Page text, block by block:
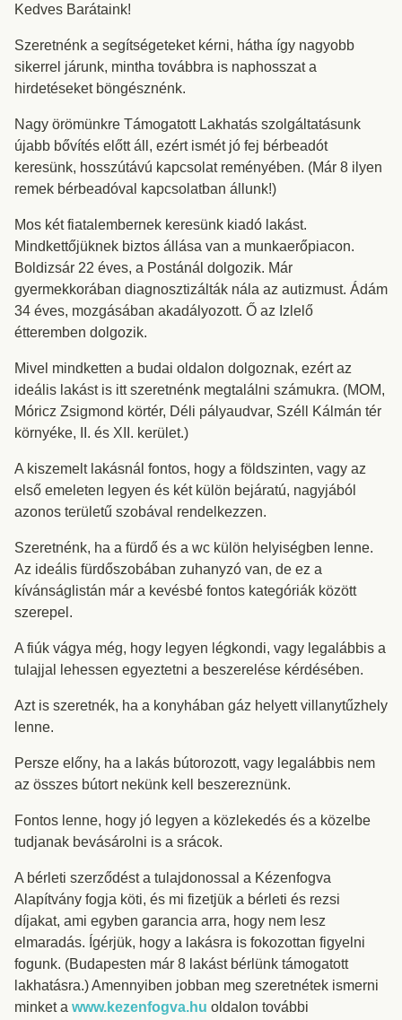
Kedves Barátaink!
Szeretnénk a segítségeteket kérni, hátha így nagyobb
sikerrel járunk, mintha továbbra is naphosszat a
hirdetéseket böngésznénk.
Nagy örömünkre Támogatott Lakhatás szolgáltatásunk
újabb bővítés előtt áll, ezért ismét jó fej bérbeadót
keresünk, hosszútávú kapcsolat reményében. (Már 8 ilyen
remek bérbeadóval kapcsolatban állunk!)
Mos két fiatalembernek keresünk kiadó lakást.
Mindkettőjüknek biztos állása van a munkaerőpiacon.
Boldizsár 22 éves, a Postánál dolgozik. Már
gyermekkorában diagnosztizálták nála az autizmust. Ádám
34 éves, mozgásában akadályozott. Ő az Izlelő
étteremben dolgozik.
Mivel mindketten a budai oldalon dolgoznak, ezért az
ideális lakást is itt szeretnénk megtalálni számukra. (MOM,
Móricz Zsigmond körtér, Déli pályaudvar, Széll Kálmán tér
környéke, II. és XII. kerület.)
A kiszemelt lakásnál fontos, hogy a földszinten, vagy az
első emeleten legyen és két külön bejáratú, nagyjából
azonos területű szobával rendelkezzen.
Szeretnénk, ha a fürdő és a wc külön helyiségben lenne.
Az ideális fürdőszobában zuhanyzó van, de ez a
kívánságlistán már a kevésbé fontos kategóriák között
szerepel.
A fiúk vágya még, hogy legyen légkondi, vagy legalábbis a
tulajjal lehessen egyeztetni a beszerelése kérdésében.
Azt is szeretnék, ha a konyhában gáz helyett villanytűzhely
lenne.
Persze előny, ha a lakás bútorozott, vagy legalábbis nem
az összes bútort nekünk kell beszereznünk.
Fontos lenne, hogy jó legyen a közlekedés és a közelbe
tudjanak bevásárolni is a srácok.
A bérleti szerződést a tulajdonossal a Kézenfogva
Alapítvány fogja köti, és mi fizetjük a bérleti és rezsi
díjakat, ami egyben garancia arra, hogy nem lesz
elmaradás. Ígérjük, hogy a lakásra is fokozottan figyelni
fogunk. (Budapesten már 8 lakást bérlünk támogatott
lakhatásra.) Amennyiben jobban meg szeretnétek ismerni
minket a www.kezenfogva.hu oldalon további